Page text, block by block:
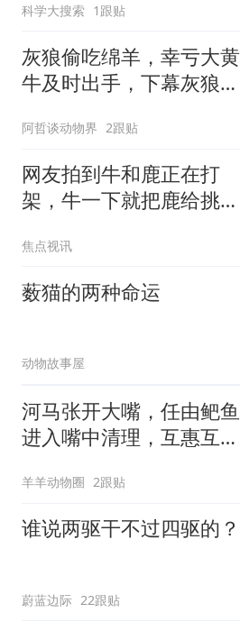
科学大搜索 1跟贴
灰狼偷吃绵羊，幸亏大黄
牛及时出手，下幕灰狼想
阿哲谈动物界 2跟贴
网友拍到牛和鹿正在打
架，牛一下就把鹿给挑翻
量力
焦点视讯
薮猫的两种命运
动物故事屋
河马张开大嘴，任由鲃鱼
进入嘴中清理，互惠互利
羊羊动物圈 2跟贴
谁说两驱干不过四驱的？
蔚蓝边际 22跟贴